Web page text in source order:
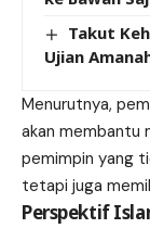
Takut
Ujian
Menurutnya,
akan membantu
pemimpin yang
tetapi juga
Perspektif